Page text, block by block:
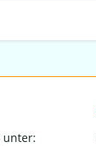
unter: